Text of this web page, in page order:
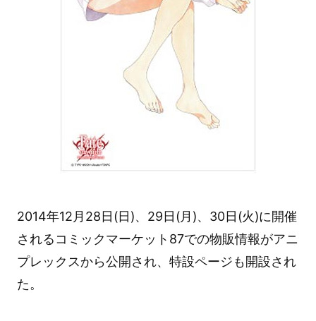
2014年12月28日(日)、29日(月)、30日(火)に開催
されるコミックマーケット87での物販情報がアニ
プレックスから公開され、特設ページも開設され
た。